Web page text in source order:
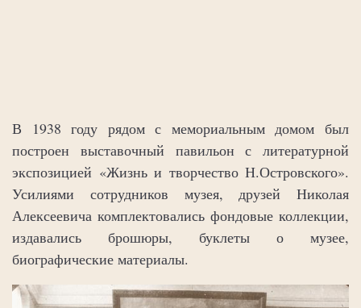
В 1938 году рядом с мемориальным домом был
построен выставочный павильон с литературной
экспозицией «Жизнь и творчество Н.Островского».
Усилиями сотрудников музея, друзей Николая
Алексеевича комплектовались фондовые коллекции,
издавались брошюры, буклеты о музее,
биографические материалы.